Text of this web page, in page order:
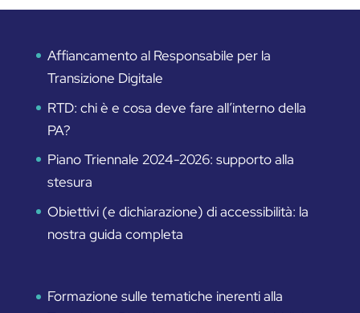
Affiancamento al Responsabile per la
Transizione Digitale
RTD: chi è e cosa deve fare all’interno della
PA?
Piano Triennale 2024-2026: supporto alla
stesura
Obiettivi (e dichiarazione) di accessibilità: la
nostra guida completa
Formazione sulle tematiche inerenti alla